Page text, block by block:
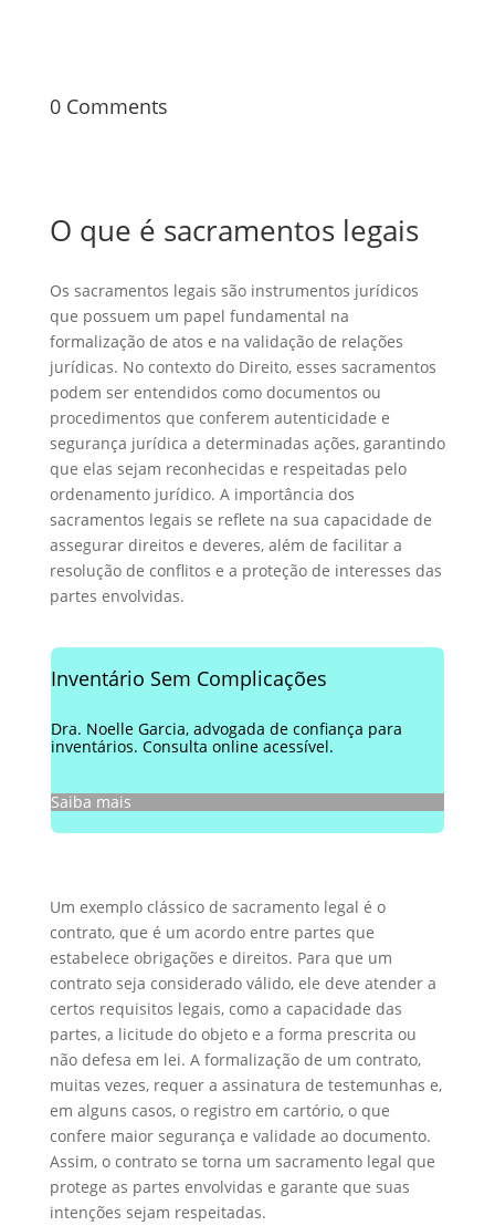
0 Comments
O que é sacramentos legais
Os sacramentos legais são instrumentos jurídicos
que possuem um papel fundamental na
formalização de atos e na validação de relações
jurídicas. No contexto do Direito, esses sacramentos
podem ser entendidos como documentos ou
procedimentos que conferem autenticidade e
segurança jurídica a determinadas ações, garantindo
que elas sejam reconhecidas e respeitadas pelo
ordenamento jurídico. A importância dos
sacramentos legais se reflete na sua capacidade de
assegurar direitos e deveres, além de facilitar a
resolução de conflitos e a proteção de interesses das
partes envolvidas.
Inventário Sem Complicações
Dra. Noelle Garcia, advogada de confiança para
inventários. Consulta online acessível.
Saiba mais
Um exemplo clássico de sacramento legal é o
contrato, que é um acordo entre partes que
estabelece obrigações e direitos. Para que um
contrato seja considerado válido, ele deve atender a
certos requisitos legais, como a capacidade das
partes, a licitude do objeto e a forma prescrita ou
não defesa em lei. A formalização de um contrato,
muitas vezes, requer a assinatura de testemunhas e,
em alguns casos, o registro em cartório, o que
confere maior segurança e validade ao documento.
Assim, o contrato se torna um sacramento legal que
protege as partes envolvidas e garante que suas
intenções sejam respeitadas.